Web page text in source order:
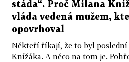
stáda“. Proč Milana
vláda vedená mužem,
opovrhoval
Někteří říkají, že to byl
Knížáka. A něco na tom je.